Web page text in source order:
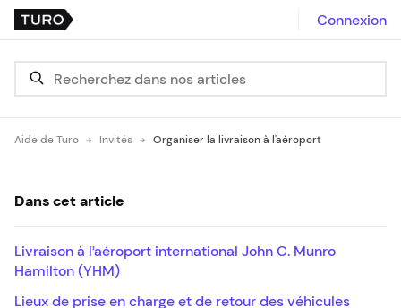
Connexion
Aide de Turo Invités Organiser la livraison à l'aéroport
Dans cet article
Livraison à l’aéroport international John C. Munro
Hamilton (YHM)
Lieux de prise en charge et de retour des véhicules